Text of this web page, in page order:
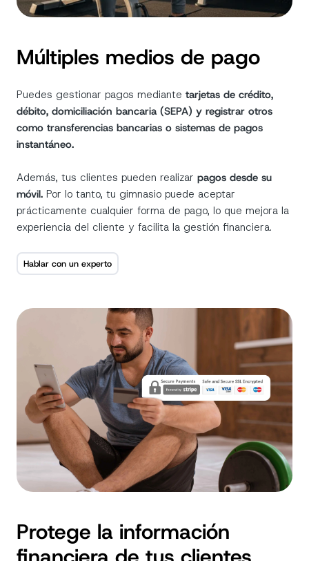
Múltiples medios de pago
Puedes gestionar pagos mediante tarjetas de crédito,
débito, domiciliación bancaria (SEPA) y registrar otros
como transferencias bancarias o sistemas de pagos
instantáneo.
Además, tus clientes pueden realizar pagos desde su
móvil. Por lo tanto, tu gimnasio puede aceptar
prácticamente cualquier forma de pago, lo que mejora la
experiencia del cliente y facilita la gestión financiera.
Hablar con un experto
Protege la información